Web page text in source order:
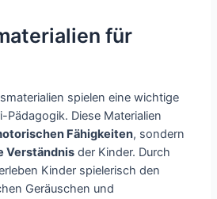
für
spielen eine wichtige
Pädagogik. Diese Materialien
Fähigkeiten, sondern
Verständnis der Kinder. Durch
Kinder spielerisch den
Geräuschen und